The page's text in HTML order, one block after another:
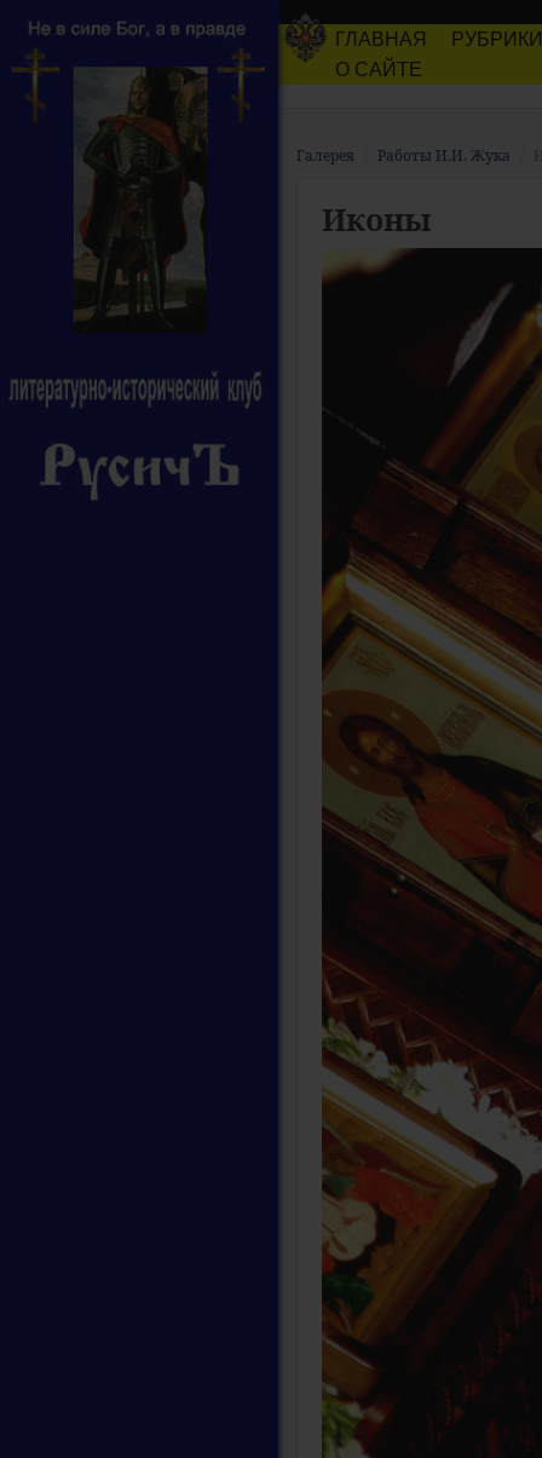
ГЛАВНАЯ
РУБРИКИ
О САЙТЕ
Галерея Работы И.И. Жука
Иконы